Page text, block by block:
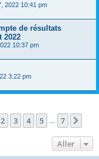
2022 10:41 pm
de résultats
2022
10:37 pm
3:22 pm
1sur7
2 3 4 5 7
Aller